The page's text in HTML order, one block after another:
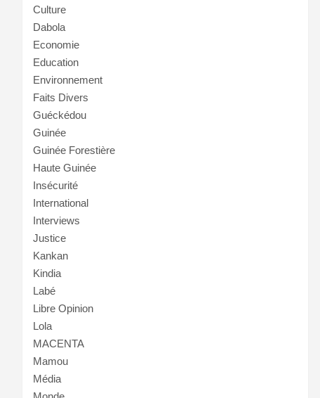
Culture
Dabola
Economie
Education
Environnement
Faits Divers
Guéckédou
Guinée
Guinée Forestière
Haute Guinée
Insécurité
International
Interviews
Justice
Kankan
Kindia
Labé
Libre Opinion
Lola
MACENTA
Mamou
Média